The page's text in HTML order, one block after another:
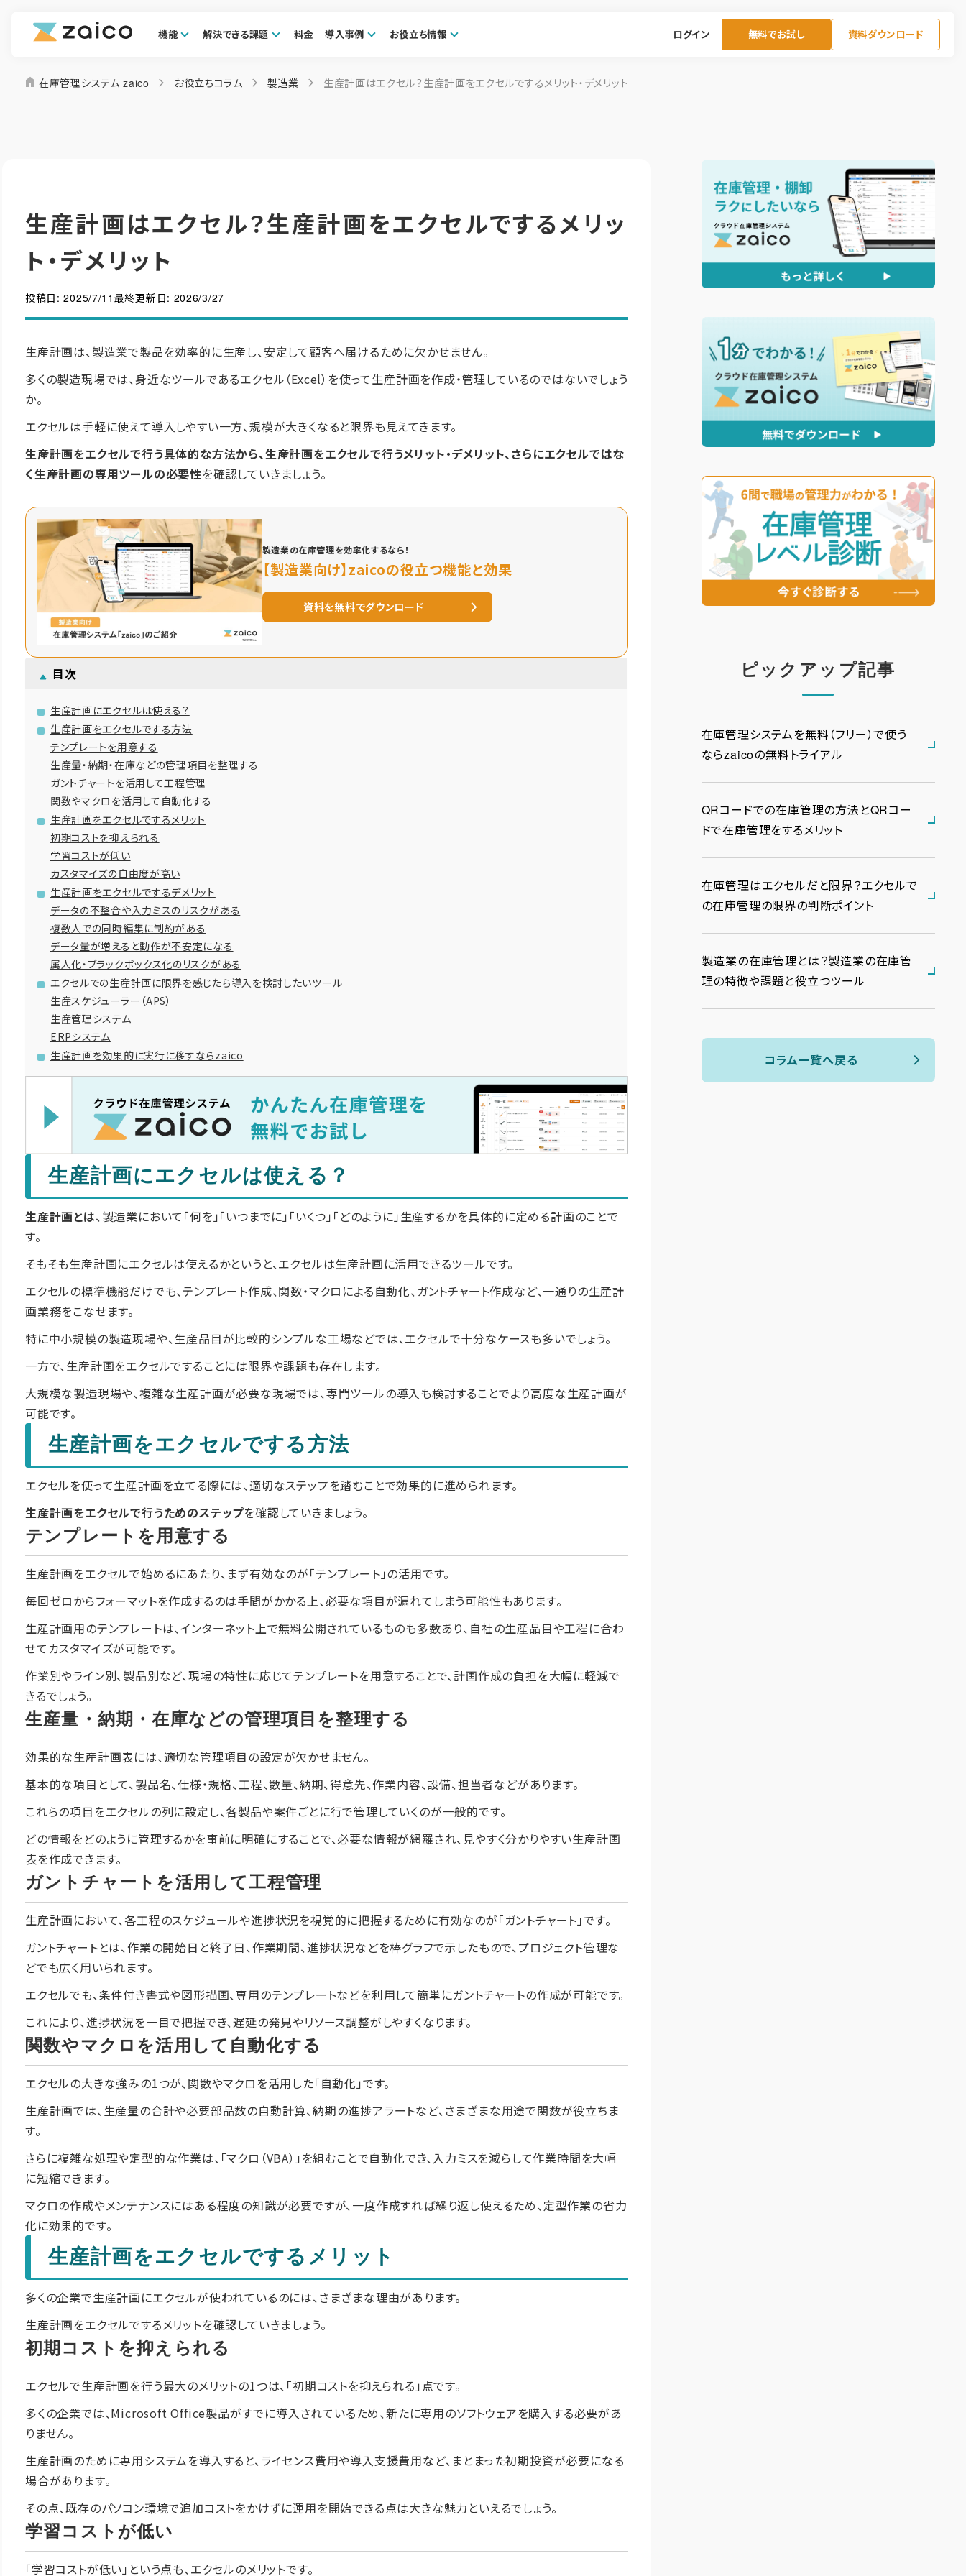
機能 解決できる課題 料金 導入事例 お役立ち情報 ログイン 無料でお試し 資料ダウンロード
home 在庫管理システム zaico お役立ちコラム 製造業 生産計画はエクセル？生産計画をエクセルでするメリット・デメリット
生産計画はエクセル？生産計画をエクセルでするメリッ
ト・デメリット
投稿日:2025/7/11 最終更新日: 2026/3/27
生産計画は、製造業で製品を効率的に生産し、安定して顧客へ届けるために欠かせません。
多くの製造現場では、身近なツールであるエクセル（Excel）を使って生産計画を作成・管理しているのではないでしょう
か。
エクセルは手軽に使えて導入しやすい一方、規模が大きくなると限界も見えてきます。
生産計画をエクセルで行う具体的な方法から、生産計画をエクセルで行うメリット・デメリット、さらにエクセルではな
く生産計画の専用ツールの必要性を確認していきましょう。
製造業の在庫管理を効率化するなら！
【製造業向け】zaicoの役立つ機能と効果
資料を無料でダウンロード
目次
生産計画にエクセルは使える？
生産計画をエクセルでする方法
テンプレートを用意する
生産量・納期・在庫などの管理項目を整理する
ガントチャートを活用して工程管理
関数やマクロを活用して自動化する
生産計画をエクセルでするメリット
初期コストを抑えられる
学習コストが低い
カスタマイズの自由度が高い
生産計画をエクセルでするデメリット
データの不整合や入力ミスのリスクがある
複数人での同時編集に制約がある
データ量が増えると動作が不安定になる
属人化・ブラックボックス化のリスクがある
エクセルでの生産計画に限界を感じたら導入を検討したいツール
生産スケジューラー（APS）
生産管理システム
ERPシステム
生産計画を効果的に実行に移すならzaico
生産計画にエクセルは使える？
生産計画とは、製造業において「何を」「いつまでに」「いくつ」「どのように」生産するかを具体的に定める計画のことで
す。
そもそも生産計画にエクセルは使えるかというと、エクセルは生産計画に活用できるツールです。
エクセルの標準機能だけでも、テンプレート作成、関数・マクロによる自動化、ガントチャート作成など、一通りの生産計
画業務をこなせます。
特に中小規模の製造現場や、生産品目が比較的シンプルな工場などでは、エクセルで十分なケースも多いでしょう。
一方で、生産計画をエクセルですることには限界や課題も存在します。
大規模な製造現場や、複雑な生産計画が必要な現場では、専門ツールの導入も検討することでより高度な生産計画が
可能です。
生産計画をエクセルでする方法
エクセルを使って生産計画を立てる際には、適切なステップを踏むことで効果的に進められます。
生産計画をエクセルで行うためのステップを確認していきましょう。
テンプレートを用意する
生産計画をエクセルで始めるにあたり、まず有効なのが「テンプレート」の活用です。
毎回ゼロからフォーマットを作成するのは手間がかかる上、必要な項目が漏れてしまう可能性もあります。
生産計画用のテンプレートは、インターネット上で無料公開されているものも多数あり、自社の生産品目や工程に合わ
せてカスタマイズが可能です。
作業別やライン別、製品別など、現場の特性に応じてテンプレートを用意することで、計画作成の負担を大幅に軽減で
きるでしょう。
生産量・納期・在庫などの管理項目を整理する
効果的な生産計画表には、適切な管理項目の設定が欠かせません。
基本的な項目として、製品名、仕様・規格、工程、数量、納期、得意先、作業内容、設備、担当者などがあります。
これらの項目をエクセルの列に設定し、各製品や案件ごとに行で管理していくのが一般的です。
どの情報をどのように管理するかを事前に明確にすることで、必要な情報が網羅され、見やすく分かりやすい生産計画
表を作成できます。
ガントチャートを活用して工程管理
生産計画において、各工程のスケジュールや進捗状況を視覚的に把握するために有効なのが「ガントチャート」です。
ガントチャートとは、作業の開始日と終了日、作業期間、進捗状況などを棒グラフで示したもので、プロジェクト管理な
どでも広く用いられます。
エクセルでも、条件付き書式や図形描画、専用のテンプレートなどを利用して簡単にガントチャートの作成が可能です。
これにより、進捗状況を一目で把握でき、遅延の発見やリソース調整がしやすくなります。
関数やマクロを活用して自動化する
エクセルの大きな強みの1つが、関数やマクロを活用した「自動化」です。
生産計画では、生産量の合計や必要部品数の自動計算、納期の進捗アラートなど、さまざまな用途で関数が役立ちま
す。
さらに複雑な処理や定型的な作業は、「マクロ（VBA）」を組むことで自動化でき、入力ミスを減らして作業時間を大幅
に短縮できます。
マクロの作成やメンテナンスにはある程度の知識が必要ですが、一度作成すれば繰り返し使えるため、定型作業の省力
化に効果的です。
生産計画をエクセルでするメリット
多くの企業で生産計画にエクセルが使われているのには、さまざまな理由があります。
生産計画をエクセルでするメリットを確認していきましょう。
初期コストを抑えられる
エクセルで生産計画を行う最大のメリットの1つは、「初期コストを抑えられる」点です。
多くの企業では、Microsoft Office製品がすでに導入されているため、新たに専用のソフトウェアを購入する必要があ
りません。
生産計画のために専用システムを導入すると、ライセンス費用や導入支援費用など、まとまった初期投資が必要になる
場合があります。
その点、既存のパソコン環境で追加コストをかけずに運用を開始できる点は大きな魅力といえるでしょう。
学習コストが低い
「学習コストが低い」という点も、エクセルのメリットです。
ピックアップ記事
在庫管理システムを無料（フリー）で使う
ならzaicoの無料トライアル
QRコードでの在庫管理の方法とQRコー
ドで在庫管理をするメリット
在庫管理はエクセルだと限界？エクセルで
の在庫管理の限界の判断ポイント
製造業の在庫管理とは？製造業の在庫管
理の特徴や課題と役立つツール
コラム一覧へ戻る